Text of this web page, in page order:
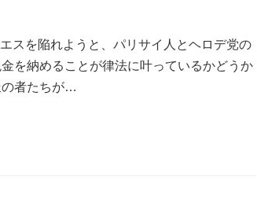
スを陥れようと、パリサイ人とヘロデ党の
を納めることが律法に叶っているかどうか
の者たちが…